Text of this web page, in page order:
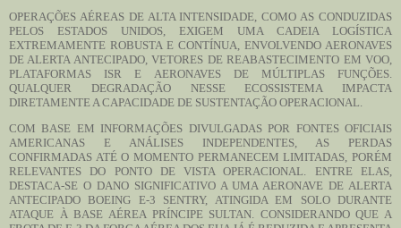
OPERAÇÕES AÉREAS DE ALTA INTENSIDADE, COMO AS CONDUZIDAS
PELOS ESTADOS UNIDOS, EXIGEM UMA CADEIA LOGÍSTICA
EXTREMAMENTE ROBUSTA E CONTÍNUA, ENVOLVENDO AERONAVES
DE ALERTA ANTECIPADO, VETORES DE REABASTECIMENTO EM VOO,
PLATAFORMAS ISR E AERONAVES DE MÚLTIPLAS FUNÇÕES.
QUALQUER DEGRADAÇÃO NESSE ECOSSISTEMA IMPACTA
DIRETAMENTE A CAPACIDADE DE SUSTENTAÇÃO OPERACIONAL.
COM BASE EM INFORMAÇÕES DIVULGADAS POR FONTES OFICIAIS
AMERICANAS E ANÁLISES INDEPENDENTES, AS PERDAS
CONFIRMADAS ATÉ O MOMENTO PERMANECEM LIMITADAS, PORÉM
RELEVANTES DO PONTO DE VISTA OPERACIONAL. ENTRE ELAS,
DESTACA-SE O DANO SIGNIFICATIVO A UMA AERONAVE DE ALERTA
ANTECIPADO BOEING E-3 SENTRY, ATINGIDA EM SOLO DURANTE
ATAQUE À BASE AÉREA PRÍNCIPE SULTAN. CONSIDERANDO QUE A